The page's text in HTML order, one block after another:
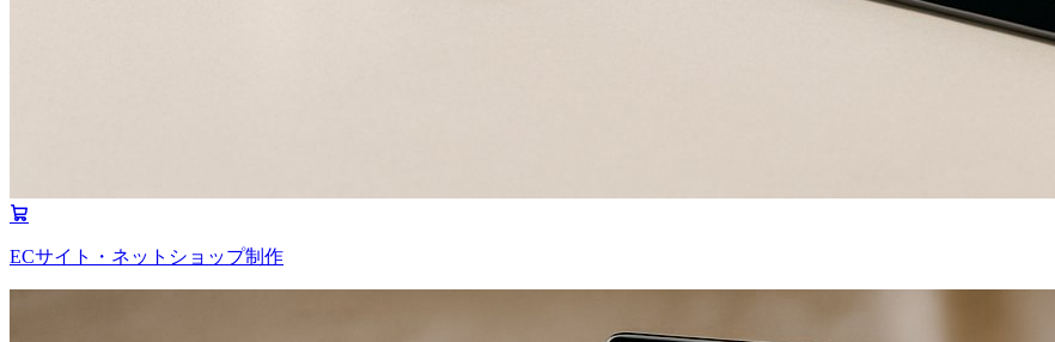
ECサイト・ネットショップ制作